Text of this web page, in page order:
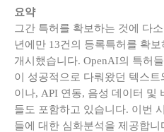
요약
그간 특허를 확보하는 것에 다
년에만 13건의 등록특허를 확
개시했습니다. OpenAI의 특허
이 성공적으로 다뤄왔던 텍스
이나, API 연동, 음성 데이터 및
들도 포함하고 있습니다. 이번
들에 대한 심화분석을 제공합니